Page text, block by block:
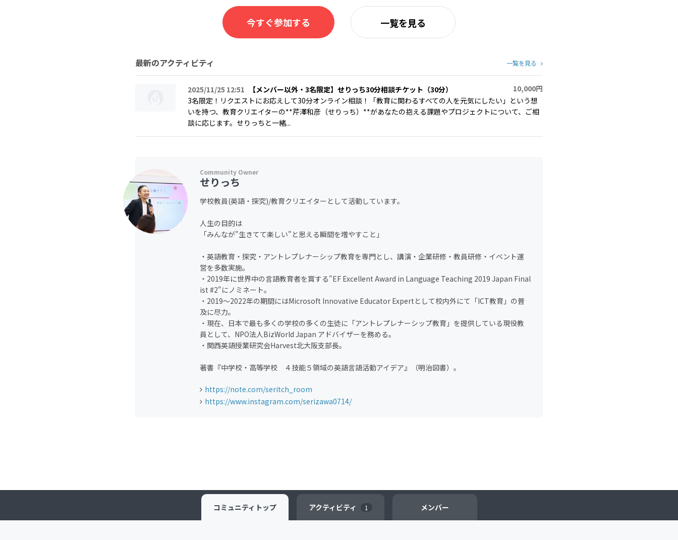
今すぐ参加する 一覧を見る
最新のアクティビティ 一覧を見る
2025/11/25 12:51 【メンバー以外・3名限定】せりっち30分相談チケット（30分）
10,000円
3名限定！リクエストにお応えして30分オンライン相談！「教育に関わるすべての人を元気にしたい」という想
いを持つ、教育クリエイターの**芹澤和彦（せりっち）**があなたの抱える課題やプロジェクトについて、ご相
談に応じます。せりっちと一緒...
せりっち
学校教員(英語・探究)/教育クリエイターとして活動しています。
人生の目的は
「みんなが"生きてて楽しい"と思える瞬間を増やすこと」
・英語教育・探究・アントレプレナーシップ教育を専門とし、講演・企業研修・教員研修・イベント運
営を多数実施。
・2019年に世界中の言語教育者を賞する"EF Excellent Award in Language Teaching 2019 Japan Final
ist #2"にノミネート。
・2019～2022年の期間にはMicrosoft Innovative Educator Expertとして校内外にて「ICT教育」の普
及に尽力。
・現在、日本で最も多くの学校の多くの生徒に「アントレプレナーシップ教育」を提供している現役教
員として、NPO法人BizWorld Japan アドバイザーを務める。
・関西英語授業研究会Harvest北大阪支部長。
著書『中学校・高等学校 ４技能５領域の英語言語活動アイデア』（明治図書）。
https://note.com/seritch_room
https://www.instagram.com/serizawa0714/
コミュニティ トップ アクティビティ 1 メンバー